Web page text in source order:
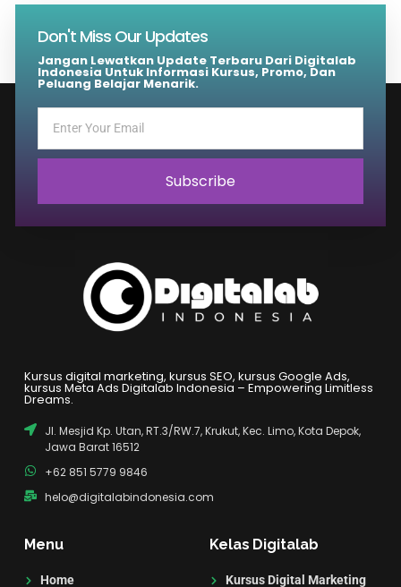
Don't Miss Our Updates
Jangan Lewatkan Update Terbaru Dari Digitalab
Indonesia Untuk Informasi Kursus, Promo, Dan
Peluang Belajar Menarik.
Subscribe
Kursus digital marketing, kursus SEO, kursus Google Ads,
kursus Meta Ads Digitalab Indonesia – Empowering Limitless
Dreams.
Jl. Mesjid Kp. Utan, RT.3/RW.7, Krukut, Kec. Limo, Kota Depok,
Jawa Barat 16512
+62 851 5779 9846
helo@digitalabindonesia.com
Menu
Home
Kelas Digitalab
Kursus Digital Marketing